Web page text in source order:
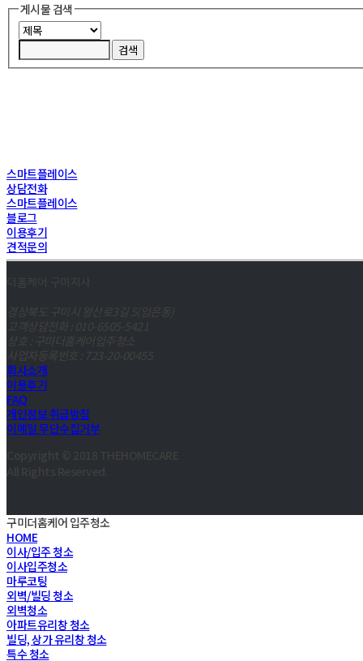
게시물 검색
스마트플레이스
상담전화
스마트플레이스
블로그
이용후기
견적문의
회사소개
이용후기
FAQ
개인정보 취급방침
이메일 무단수집거부
구미더홈케어 입주청소
HOME
이사/입주 청소
이사입주청소
마루코팅
외벽/빌딩 청소
외벽청소
아파트유리창 청소
빌딩, 상가 유리창 청소
특수 청소